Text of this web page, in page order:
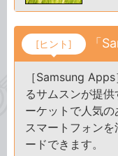
[ヒント] 「
［Samsung
るサムスンが提
ーケットで人気
スマートフォン
ードできます。